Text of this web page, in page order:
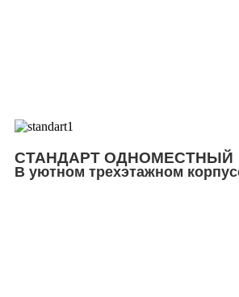
СТАНДАРТ ОДНОМЕСТНЫЙ
В уютном трехэтажном